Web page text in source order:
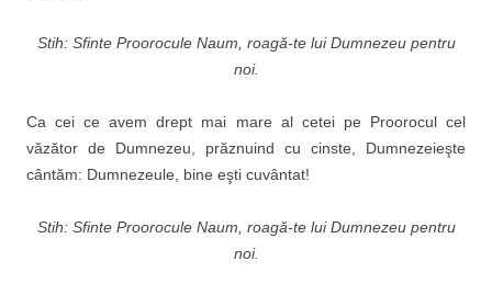
Stih: Sfinte Proorocule Naum, roagă-te lui Dumnezeu pentru
noi.
Ca cei ce avem drept mai mare al cetei pe Proorocul cel
văzător de Dumnezeu, prăznuind cu cinste, Dumnezeieşte
cântăm: Dumnezeule, bine eşti cuvântat!
Stih: Sfinte Proorocule Naum, roagă-te lui Dumnezeu pentru
noi.